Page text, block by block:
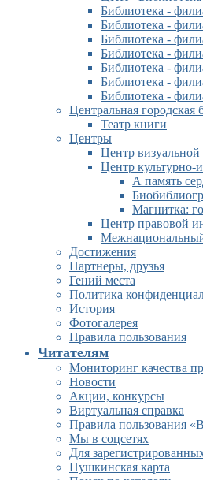
Библиотека -
Библиотека -
Библиотека -
Библиотека -
Библиотека -
Библиотека -
Библиотека -
Центральная городская
Театр книги
Центры
Центр визуальной
Центр культурно-
А память
Магнитка:
Центр правовой
Достижения
Партнеры, друзья
Гений места
Политика
История
Фотогалерея
Правила пользования
Читателям
Мониторинг качества
Новости
Акции, конкурсы
Виртуальная справка
Правила пользования
Мы в соцсетях
Для
Пушкинская карта